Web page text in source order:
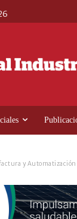
y Automatización